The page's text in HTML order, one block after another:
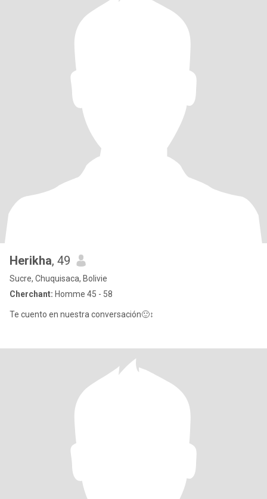
Herikha, 49
Sucre, Chuquisaca, Bolivie
Cherchant: Homme 45 - 58
Te cuento en nuestra conversación🙂‍↕️